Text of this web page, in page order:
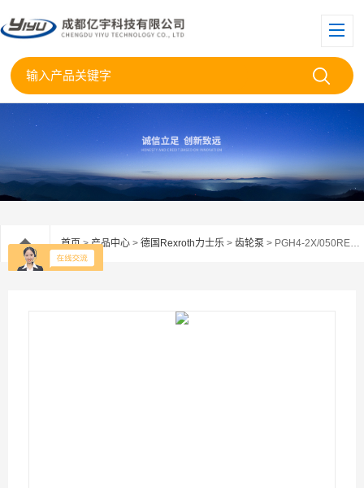
首页>产品中心 > 德国Rexroth力士乐 > 齿轮泵 > PGH4-2X/050RE18VU2REXROTH力士乐齿轮泵PGH4-2X/050RE18Vu2